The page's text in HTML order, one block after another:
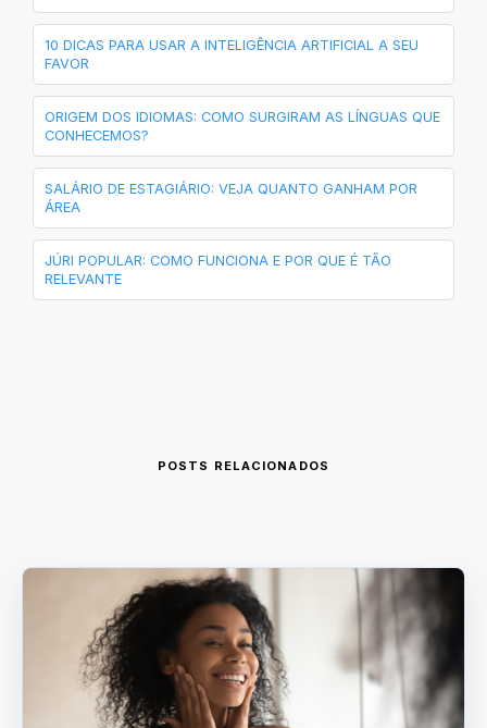
10 DICAS PARA USAR A INTELIGÊNCIA ARTIFICIAL A SEU
FAVOR
ORIGEM DOS IDIOMAS: COMO SURGIRAM AS LÍNGUAS QUE
CONHECEMOS?
SALÁRIO DE ESTAGIÁRIO: VEJA QUANTO GANHAM POR
ÁREA
JÚRI POPULAR: COMO FUNCIONA E POR QUE É TÃO
RELEVANTE
POSTS RELACIONADOS